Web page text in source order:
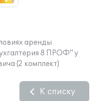
аренды
8 ПРОФ" у
(2 комплект)
К списку